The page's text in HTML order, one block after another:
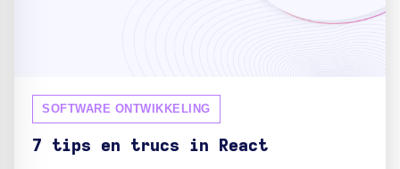
SOFTWARE ONTWIKKELING
7 tips en trucs in React